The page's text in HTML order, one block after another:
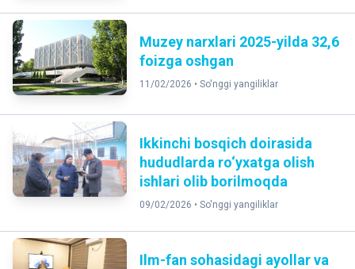
Muzey narxlari 2025-yilda 32,6
foizga oshgan
11/02/2026 • So'nggi yangiliklar
Ikkinchi bosqich doirasida
hududlarda ro‘yxatga olish
ishlari olib borilmoqda
09/02/2026 • So'nggi yangiliklar
Ilm-fan sohasidagi ayollar va